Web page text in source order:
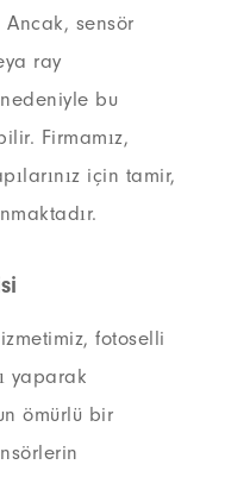
sensör
ray
bu
Firmamız,
için tamir,
fotoselli
yaparak
ömürlü bir